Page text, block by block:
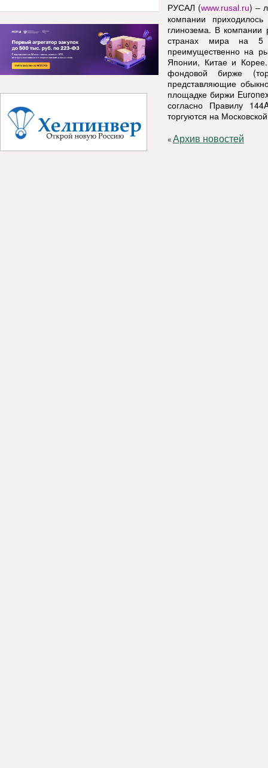
РУСАЛ (www.rusal.ru) –
компании
глинозема. В компании
странах мира на 5
преимущественно на
Японии, Китае и
фондовой бирже
представляющие
площадке биржи
согласно Правилу
торгуются на
«Архив новостей